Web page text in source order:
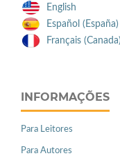
English
Español (España)
Français (Canada)
INFORMAÇÕES
Para Leitores
Para Autores